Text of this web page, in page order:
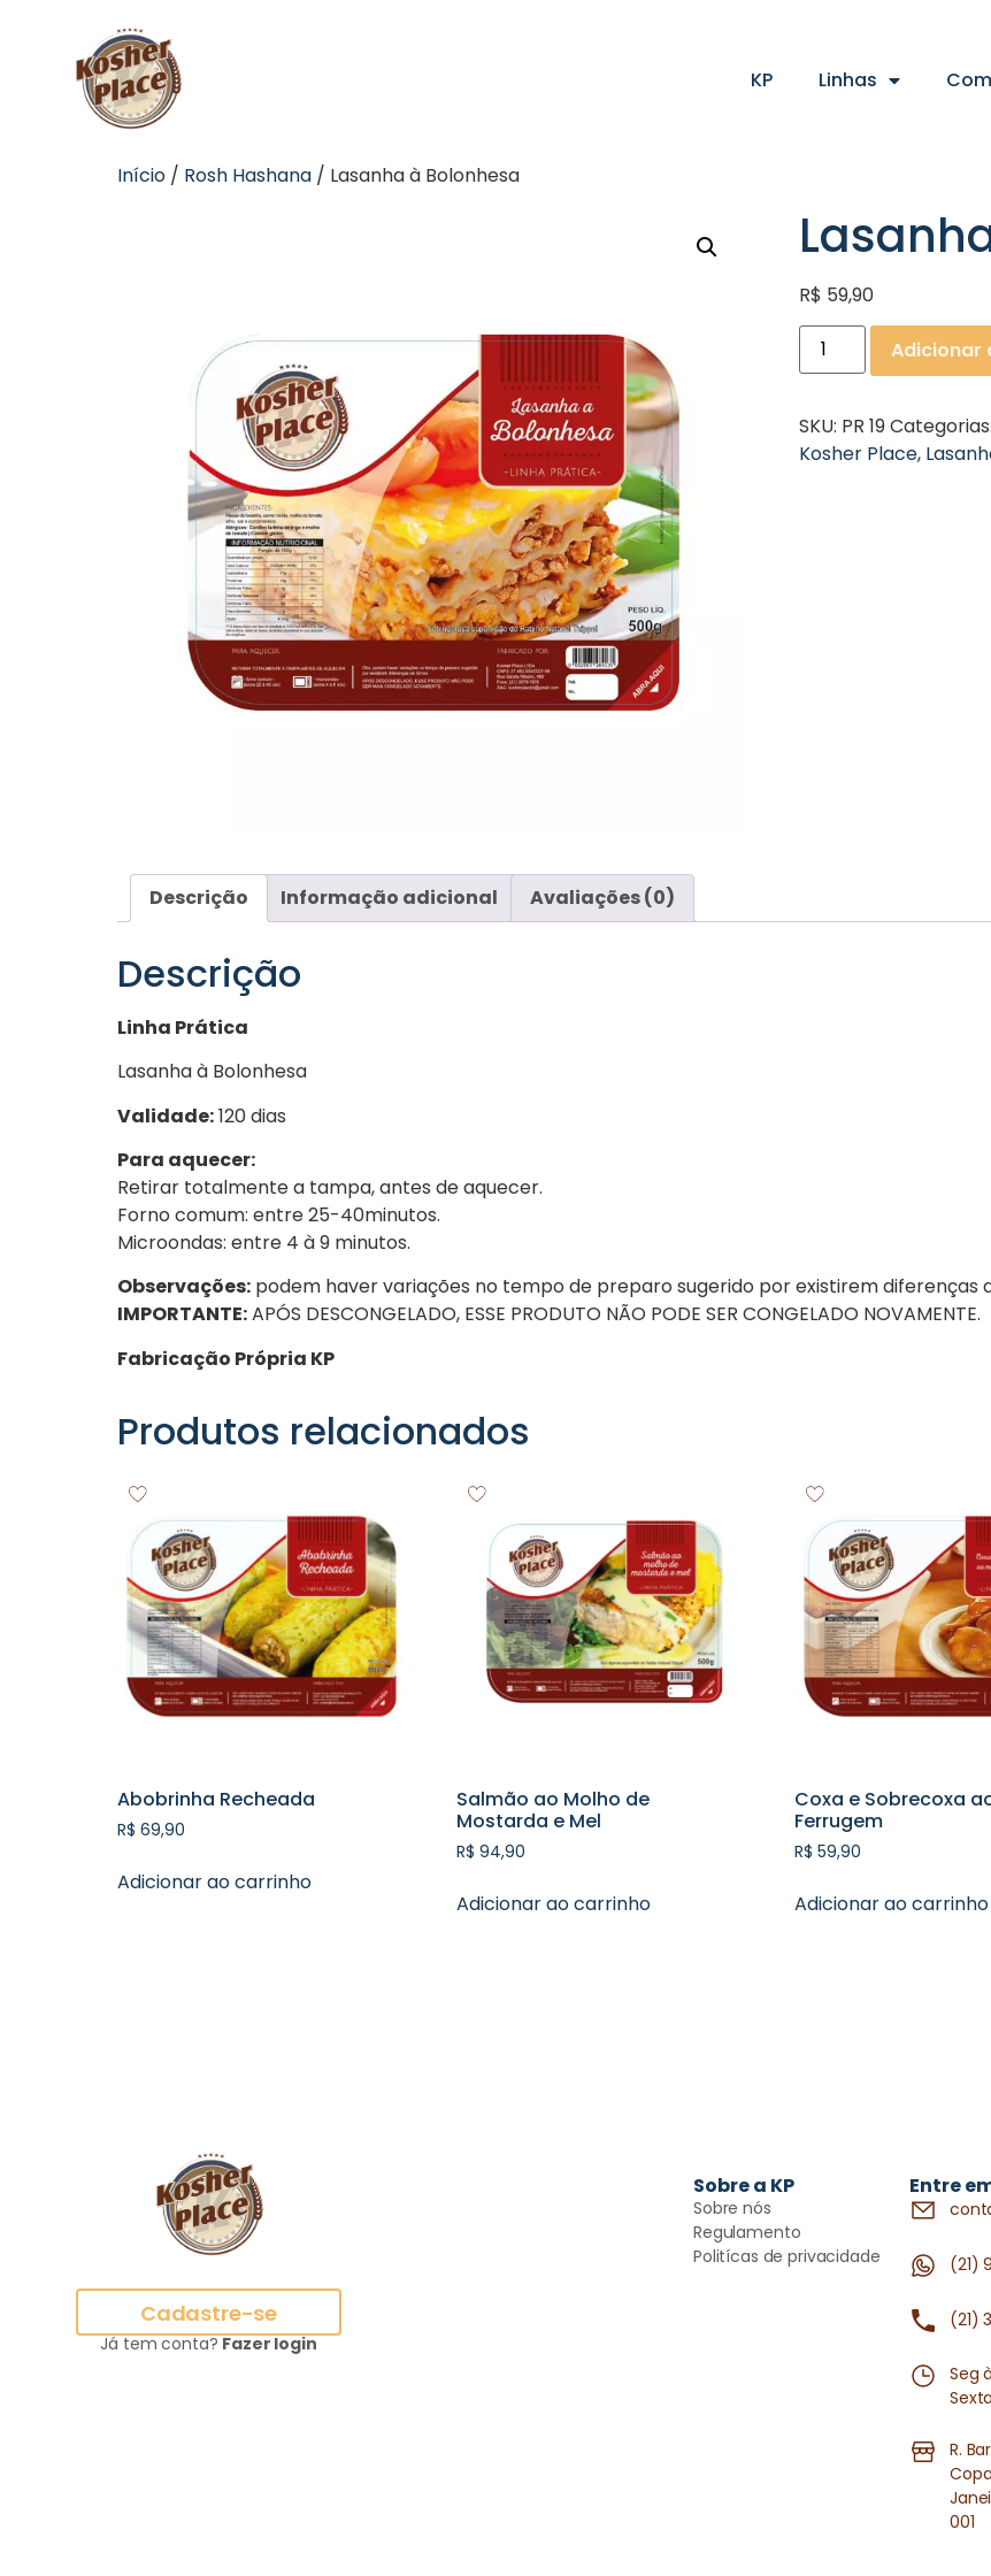
KP Linhas
Início / Rosh Hashana / Lasanha à Bolonhesa
R$ 59,90
Adicionar
SKU: PR 19Categorias:
Kosher Place,
Descrição Informação adicional Avaliações (0)
Descrição
Linha Prática
Lasanha à Bolonhesa
Validade:120 dias
Para aquecer:
Retirar totalmente a tampa, antes de aquecer.
Forno comum: entre 25-40minutos.
Microondas: entre 4 à 9 minutos.
Observações: podem haver variações no tempo de preparo sugerido por existirem diferenças
IMPORTANTE:APÓS DESCONGELADO, ESSE PRODUTO NÃO PODE SER CONGELADO NOVAMENTE.
Fabricação Própria KP
Produtos relacionados
Abobrinha Recheada
R$ 69,90
Adicionar ao carrinho
Salmão ao Molho de
Mostarda e Mel
R$ 94,90
Adicionar ao carrinho
Coxa e Sobrecoxa
Ferrugem
R$ 59,90
Adicionar ao carrinho
Cadastre-se
Já tem conta?Fazer login
Sobre a KP
Sobre nós
Regulamento
Politícas de privacidade
Entre
(21)
(21)
Seg
R.
001